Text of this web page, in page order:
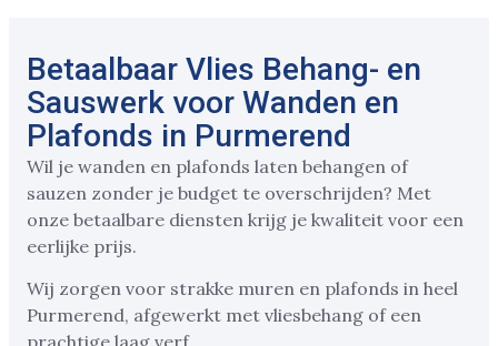
Betaalbaar Vlies Behang- en
Sauswerk voor Wanden en
Plafonds in Purmerend
Wil je wanden en plafonds laten behangen of
sauzen zonder je budget te overschrijden? Met
onze betaalbare diensten krijg je kwaliteit voor een
eerlijke prijs.
Wij zorgen voor strakke muren en plafonds in heel
Purmerend, afgewerkt met vliesbehang of een